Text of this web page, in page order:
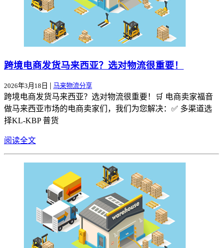
跨境电商发货马来西亚？选对物流很重要！
2026年3月18日 | 马来物流分享
跨境电商发货马来西亚？选对物流很重要！🛒 电商卖家福音
做马来西亚市场的电商卖家们，我们为您解决：✅ 多渠道选
择KL-KBP 普货
阅读全文